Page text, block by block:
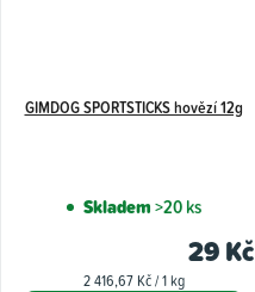
GIMDOG SPORTSTICKS hovězí 12g
Skladem>20 ks
29 Kč
Měrná
2 416,67 Kč / 1 kg